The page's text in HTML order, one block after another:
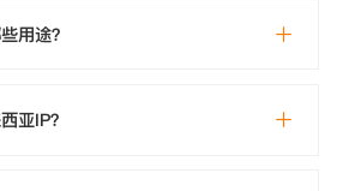
用途？
亚IP？